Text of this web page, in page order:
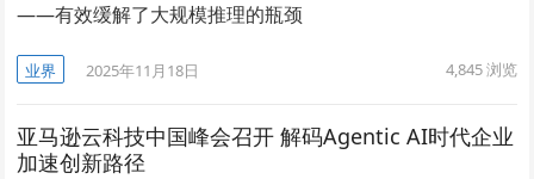
——有效缓解了大规模推理的瓶颈
业界 2025年11月18日 4,845浏览
亚马逊云科技中国峰会召开 解码Agentic AI时代企业
加速创新路径